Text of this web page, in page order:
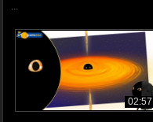
...
02:57